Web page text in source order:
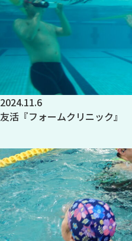
2024.11.6
友活『フォームクリニック』